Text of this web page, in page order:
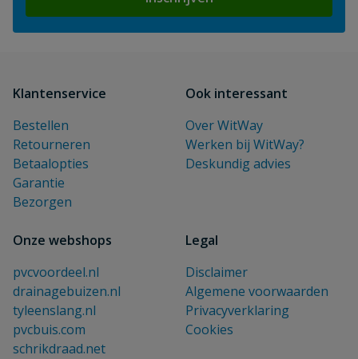
Klantenservice
Bestellen
Retourneren
Betaalopties
Garantie
Bezorgen
Ook interessant
Over WitWay
Werken bij WitWay?
Deskundig advies
Onze webshops
pvcvoordeel.nl
drainagebuizen.nl
tyleenslang.nl
pvcbuis.com
schrikdraad.net
Legal
Disclaimer
Algemene voorwaarden
Privacyverklaring
Cookies